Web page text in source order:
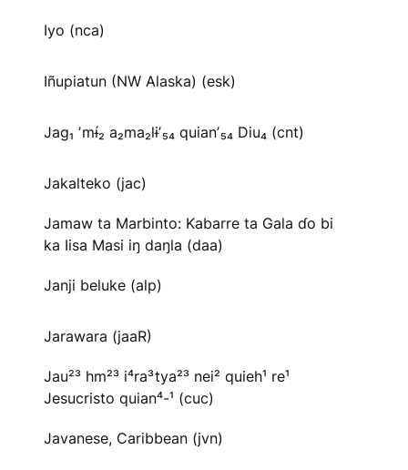
Iyo (nca)
Iñupiatun (NW Alaska) (esk)
Jag₁ ʼmɨ́₂ a₂ma₂lɨʼ₅₄ quianʼ₅₄ Diu₄ (cnt)
Jakalteko (jac)
Jamaw ta Marbinto: Kabarre ta Gala ɗo bi
ka Iisa Masi iŋ daŋla (daa)
Janji beluke (alp)
Jarawara (jaaR)
Jau²³ hm²³ i⁴ra³tya²³ nei² quieh¹ re¹
Jesucristo quian⁴-¹ (cuc)
Javanese, Caribbean (jvn)